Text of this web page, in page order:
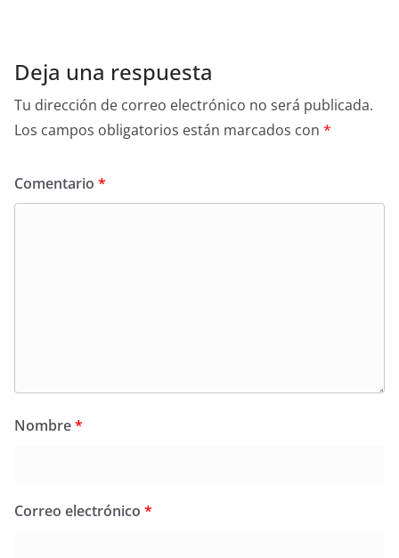
Deja una respuesta
Tu dirección de correo electrónico no será publicada.
Los campos obligatorios están marcados con *
Comentario *
Nombre*
Correo electrónico *